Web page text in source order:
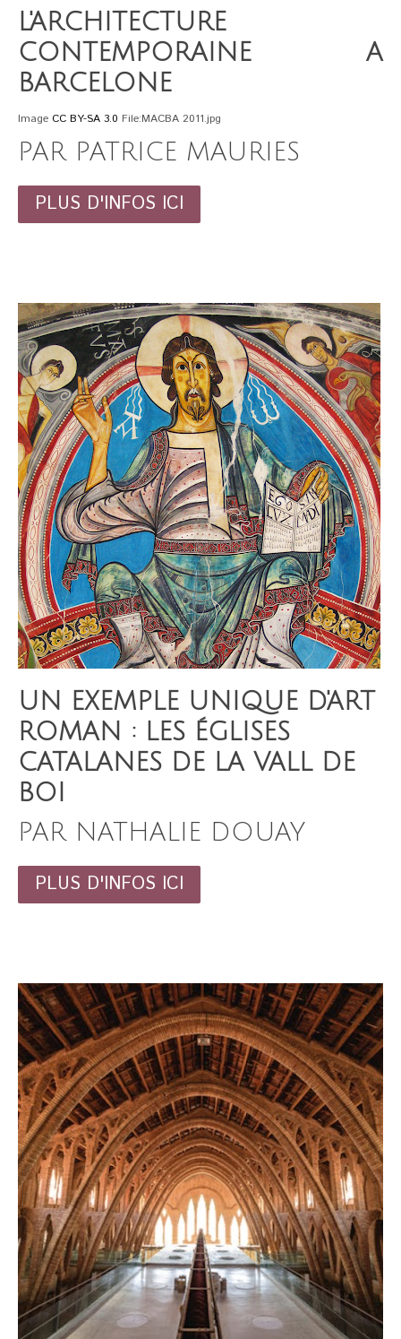
L'ARCHITECTURE
CONTEMPORAINE A
BARCELONE
Image CC BY-SA 3.0 File:MACBA 2011.jpg
PAR PATRICE MAURIES
PLUS D'INFOS ICI
UN EXEMPLE UNIQUE D'ART
ROMAN : LES ÉGLISES
CATALANES DE LA VALL DE
BOI
PAR NATHALIE DOUAY
PLUS D'INFOS ICI